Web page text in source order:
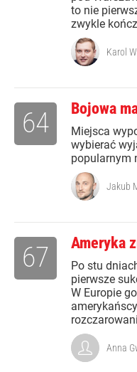
to nie
zwykle
Karol
Bojowa
Miejsca
wybierać
popularnym
64
Jakub
Ameryka
Po stu
pierwsze
W Europie
67
Anna